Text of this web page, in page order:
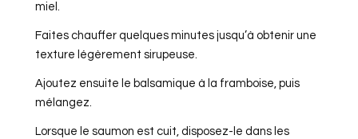
miel.
Faites chauffer quelques minutes jusqu’à obtenir une
texture légèrement sirupeuse.
Ajoutez ensuite le balsamique à la framboise, puis
mélangez.
Lorsque le saumon est cuit, disposez-le dans les